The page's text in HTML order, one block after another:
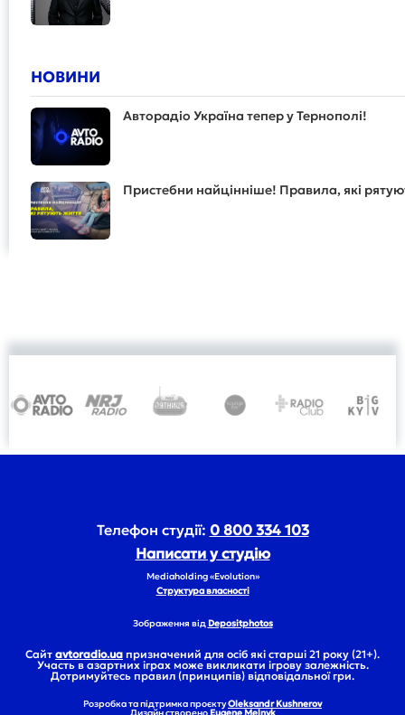
НОВИНИ
Авторадіо Україна тепер у Тернополі!
Пристебни найцінніше! Правила, які
Телефон студії: 0 800 334 103
Написати у студію
Mediaholding «Evolution»
Структура власності
Зображення відDepositphotos
Сайт avtoradio.ua призначений для осіб які старші 21 року (21+).
Участь в азартних іграх може викликати ігрову залежність.
Дотримуйтесь правил (принципів) відповідальної гри.
Розробка та підтримка проєктуOleksandr Kushnerov